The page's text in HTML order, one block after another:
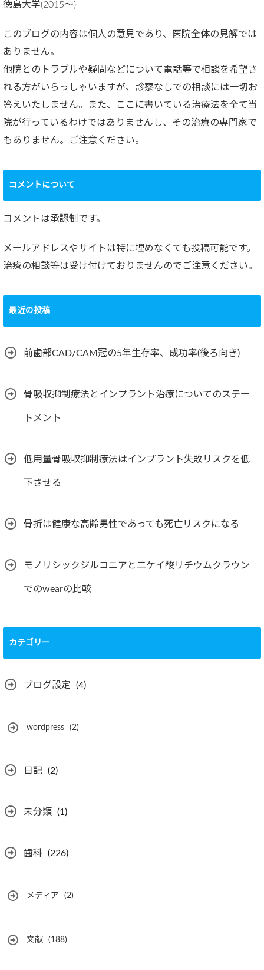
徳島大学(2015～)
このブログの内容は個人の意見であり、医院全体の見解では
ありません。
他院とのトラブルや疑問などについて電話等で相談を希望さ
れる方がいらっしゃいますが、診察なしでの相談には一切お
答えいたしません。また、ここに書いている治療法を全て当
院が行っているわけではありませんし、その治療の専門家で
もありません。ご注意ください。
コメントについて
コメントは承認制です。
メールアドレスやサイトは特に埋めなくても投稿可能です。
治療の相談等は受け付けておりませんのでご注意ください。
最近の投稿
前歯部CAD/CAM冠の5年生存率、成功率(後ろ向き)
骨吸収抑制療法とインプラント治療についてのステー
トメント
低用量骨吸収抑制療法はインプラント失敗リスクを低
下させる
骨折は健康な高齢男性であっても死亡リスクになる
モノリシックジルコニアと二ケイ酸リチウムクラウン
でのwearの比較
カテゴリー
ブログ設定 (4)
wordpress (2)
日記 (2)
未分類 (1)
歯科 (226)
メディア (2)
文献 (188)